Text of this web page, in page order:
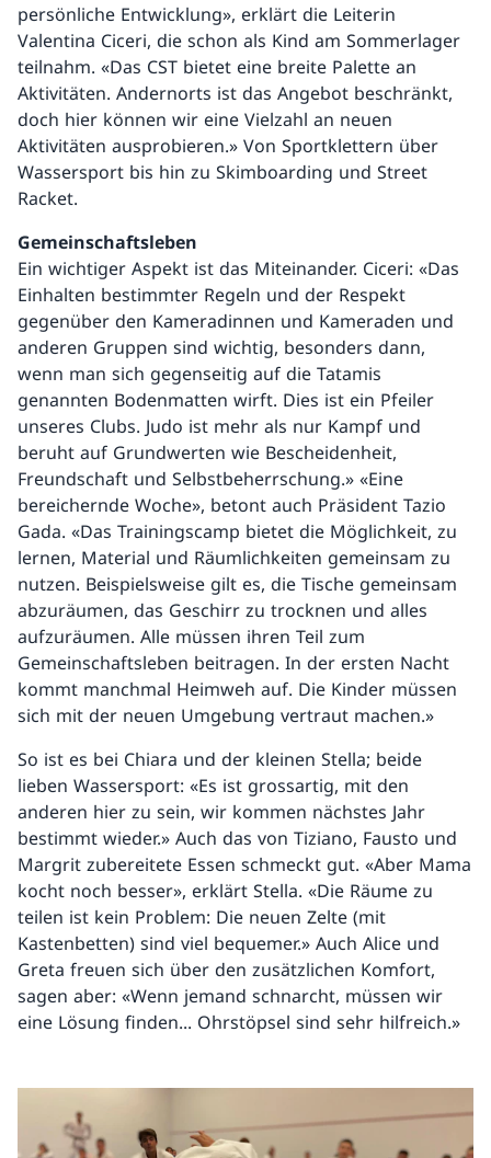
persönliche Entwicklung», erklärt die Leiterin
Valentina Ciceri, die schon als Kind am Sommerlager
teilnahm. «Das CST bietet eine breite Palette an
Aktivitäten. Andernorts ist das Angebot beschränkt,
doch hier können wir eine Vielzahl an neuen
Aktivitäten ausprobieren.» Von Sportklettern über
Wassersport bis hin zu Skimboarding und Street
Racket.
Gemeinschaftsleben
Ein wichtiger Aspekt ist das Miteinander. Ciceri: «Das
Einhalten bestimmter Regeln und der Respekt
gegenüber den Kameradinnen und Kameraden und
anderen Gruppen sind wichtig, besonders dann,
wenn man sich gegenseitig auf die Tatamis
genannten Bodenmatten wirft. Dies ist ein Pfeiler
unseres Clubs. Judo ist mehr als nur Kampf und
beruht auf Grundwerten wie Bescheidenheit,
Freundschaft und Selbstbeherrschung.» «Eine
bereichernde Woche», betont auch Präsident Tazio
Gada. «Das Trainingscamp bietet die Möglichkeit, zu
lernen, Material und Räumlichkeiten gemeinsam zu
nutzen. Beispielsweise gilt es, die Tische gemeinsam
abzuräumen, das Geschirr zu trocknen und alles
aufzuräumen. Alle müssen ihren Teil zum
Gemeinschaftsleben beitragen. In der ersten Nacht
kommt manchmal Heimweh auf. Die Kinder müssen
sich mit der neuen Umgebung vertraut machen.»
So ist es bei Chiara und der kleinen Stella; beide
lieben Wassersport: «Es ist grossartig, mit den
anderen hier zu sein, wir kommen nächstes Jahr
bestimmt wieder.» Auch das von Tiziano, Fausto und
Margrit zubereitete Essen schmeckt gut. «Aber Mama
kocht noch besser», erklärt Stella. «Die Räume zu
teilen ist kein Problem: Die neuen Zelte (mit
Kastenbetten) sind viel bequemer.» Auch Alice und
Greta freuen sich über den zusätzlichen Komfort,
sagen aber: «Wenn jemand schnarcht, müssen wir
eine Lösung finden... Ohrstöpsel sind sehr hilfreich.»